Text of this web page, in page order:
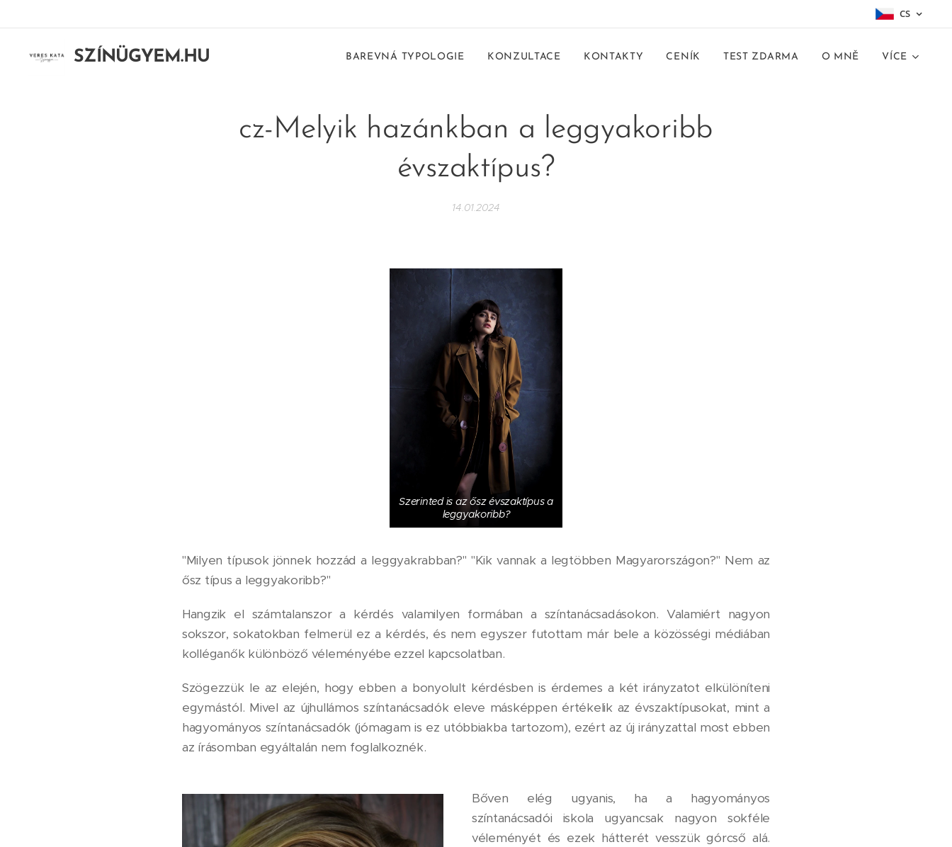
CS
SZÍNÜGYEM.HU BAREVNÁ TYPOLOGIE KONZULTACE KONTAKTY CENÍK TEST ZDARMA O MNĚ VÍCE
cz-Melyik hazánkban a leggyakoribb
évszaktípus?
14.01.2024
Szerinted is az ősz évszaktípus a
leggyakoribb?
"Milyen típusok jönnek hozzád a leggyakrabban?" "Kik vannak a legtöbben Magyarországon?" Nem az
ősz típus a leggyakoribb?"
Hangzik el számtalanszor a kérdés valamilyen formában a színtanácsadásokon. Valamiért nagyon
sokszor, sokatokban felmerül ez a kérdés, és nem egyszer futottam már bele a közösségi médiában
kolléganők különböző véleményébe ezzel kapcsolatban.
Szögezzük le az elején, hogy ebben a bonyolult kérdésben is érdemes a két irányzatot elkülöníteni
egymástól. Mivel az újhullámos színtanácsadók eleve másképpen értékelik az évszaktípusokat, mint a
hagyományos színtanácsadók (jómagam is ez utóbbiakba tartozom), ezért az új irányzattal most ebben
az írásomban egyáltalán nem foglalkoznék.
Bőven elég ugyanis, ha a hagyományos
színtanácsadói iskola ugyancsak nagyon sokféle
véleményét és ezek hátterét vesszük górcső alá.